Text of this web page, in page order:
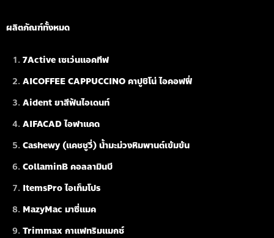
ผลิตภัณฑ์ทั้งหมด
7Active เซเว่นแอคทีฟ
AICOFFEE CAPPUCCINO คาปูชิโน่ ไอคอฟฟี่
Aident ยาสีฟันไอเดนท์
AIFACAD ไอฟาแคด
Cashewy (แคชชูวี่) น้ำมะม่วงหิมพานต์เข้มข้น
CollaminB คอลลามินบี
ItemsPro ไอเท็มโปร
MazyMac มาซี่แมค
Trimmax กาแฟทริมแมกซ์